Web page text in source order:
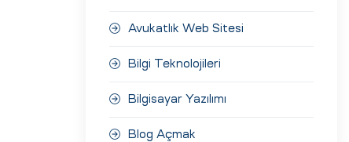
Avukatlık Web Sitesi
Bilgi Teknolojileri
Bilgisayar Yazılımı
Blog Açmak